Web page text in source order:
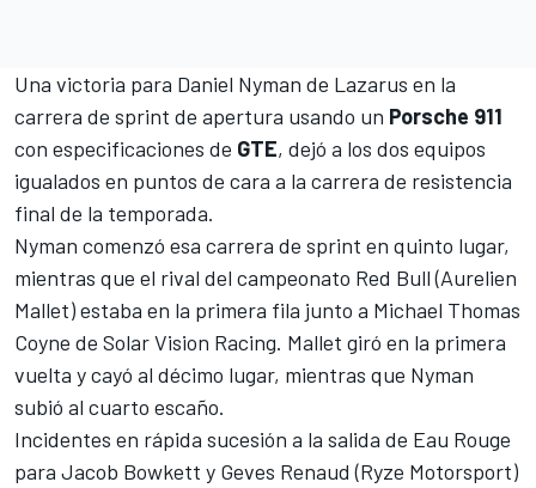
Una victoria para Daniel Nyman de Lazarus en la
carrera de sprint de apertura usando un Porsche 911
con especificaciones de GTE, dejó a los dos equipos
igualados en puntos de cara a la carrera de resistencia
final de la temporada.
Nyman comenzó esa carrera de sprint en quinto lugar,
mientras que el rival del campeonato Red Bull (Aurelien
Mallet) estaba en la primera fila junto a Michael Thomas
Coyne de Solar Vision Racing. Mallet giró en la primera
vuelta y cayó al décimo lugar, mientras que Nyman
subió al cuarto escaño.
Incidentes en rápida sucesión a la salida de Eau Rouge
para Jacob Bowkett y Geves Renaud (Ryze Motorsport)